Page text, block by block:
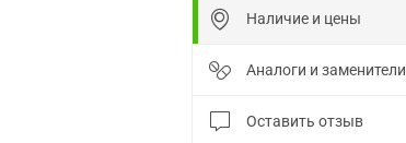
Наличие и цены
Аналоги и заменители
Оставить отзыв